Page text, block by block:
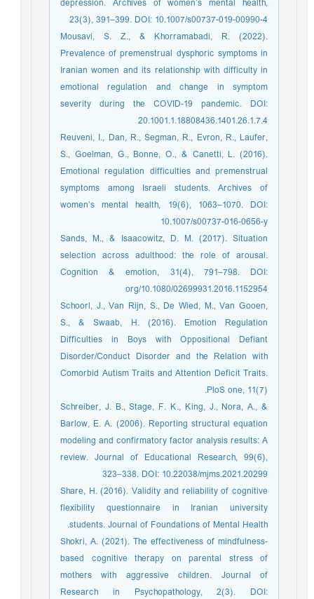
depression. Archives of women’s mental health,
23(3), 391–399. DOI: 10.1007/s00737-019-00990-4
Mousavi, S. Z., & Khorramabadi, R. (2022).
Prevalence of premenstrual dysphoric symptoms in
Iranian women and its relationship with difficulty in
emotional regulation and change in symptom
severity during the COVID-19 pandemic. DOI:
20.1001.1.18808436.1401.26.1.7.4
Reuveni, I., Dan, R., Segman, R., Evron, R., Laufer,
S., Goelman, G., Bonne, O., & Canetti, L. (2016).
Emotional regulation difficulties and premenstrual
symptoms among Israeli students. Archives of
women’s mental health, 19(6), 1063–1070. DOI:
10.1007/s00737-016-0656-y
Sands, M., & Isaacowitz, D. M. (2017). Situation
selection across adulthood: the role of arousal.
Cognition & emotion, 31(4), 791–798. DOI:
org/10.1080/02699931.2016.1152954
Schoorl, J., Van Rijn, S., De Wied, M., Van Gooen,
S., & Swaab, H. (2016). Emotion Regulation
Difficulties in Boys with Oppositional Defiant
Disorder/Conduct Disorder and the Relation with
Comorbid Autism Traits and Attention Deficit Traits.
PloS one, 11(7).
Schreiber, J. B., Stage, F. K., King, J., Nora, A., &
Barlow, E. A. (2006). Reporting structural equation
modeling and confirmatory factor analysis results: A
review. Journal of Educational Research, 99(6),
323–338. DOI: 10.22038/mjms.2021.20299
Share, H. (2016). Validity and reliability of cognitive
flexibility questionnaire in Iranian university
students. Journal of Foundations of Mental Health.
Shokri, A. (2021). The effectiveness of mindfulness-
based cognitive therapy on parental stress of
mothers with aggressive children. Journal of
Research in Psychopathology, 2(3). DOI: